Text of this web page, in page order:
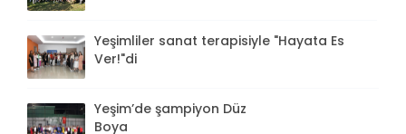
Yeşimliler sanat terapisiyle "Hayata Es
Ver!"di
Yeşim’de şampiyon Düz
Boya